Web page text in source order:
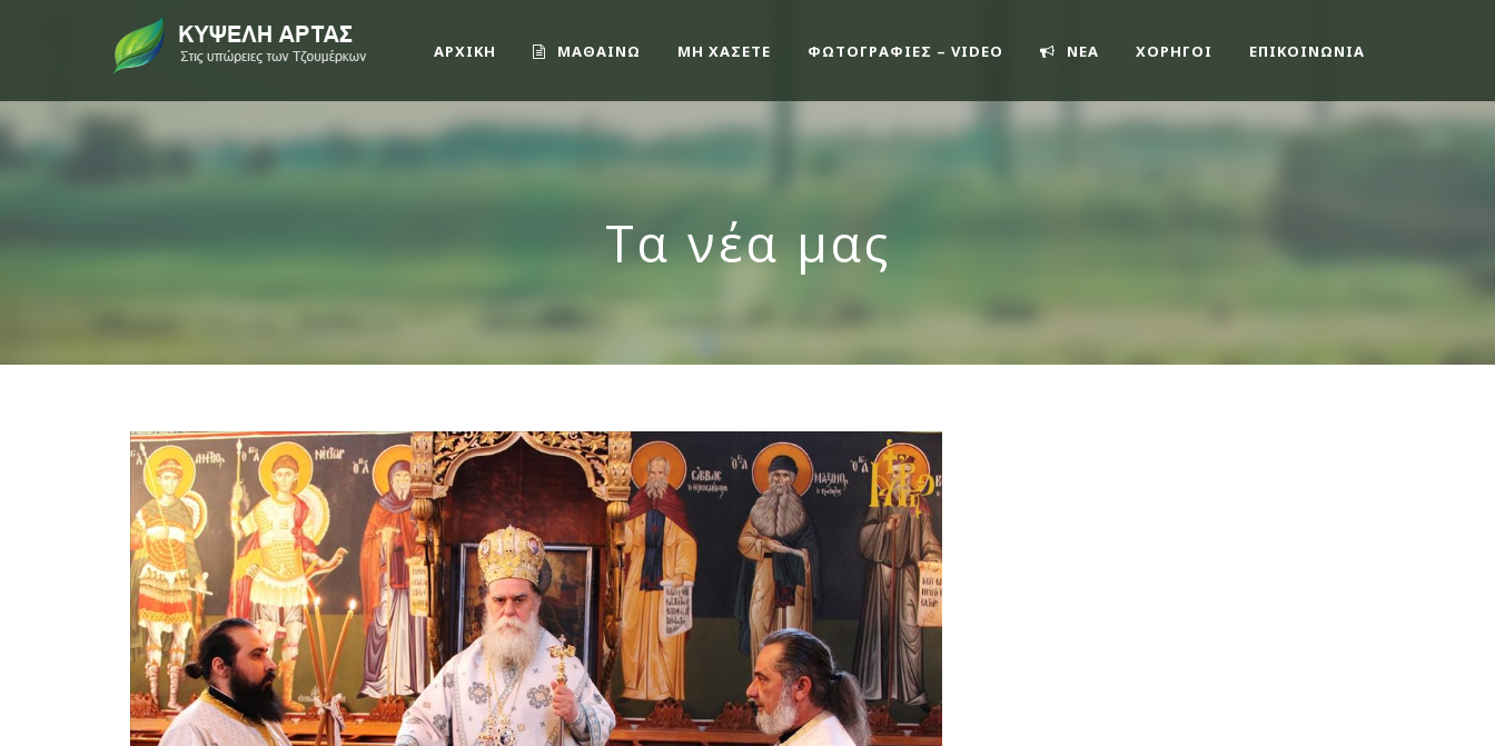
ΑΡΧΙΚΗ ΜΑΘΑΙΝΩ ΜΗ ΧΑΣΕΤΕ ΦΩΤΟΓΡΑΦΙΕΣ – VIDEO ΝΕΑ ΧΟΡΗΓΟΙ ΕΠΙΚΟΙΝΩΝΊΑ
Τα νέα μας